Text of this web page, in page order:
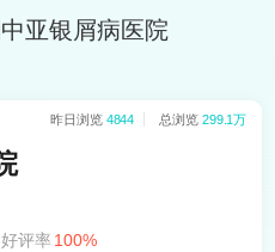
亚银屑病医院
昨日浏览 4844 总浏览 299.1万
好评率 100%